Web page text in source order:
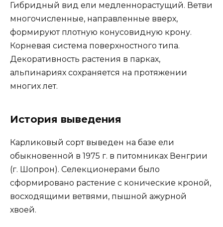
Гибридный вид ели медленнорастущий. Ветви
многочисленные, направленные вверх,
формируют плотную конусовидную крону.
Корневая система поверхностного типа.
Декоративность растения в парках,
альпинариях сохраняется на протяжении
многих лет.
История выведения
Карликовый сорт выведен на базе ели
обыкновенной в 1975 г. в питомниках Венгрии
(г. Шопрон). Селекционерами было
сформировано растение с конические кроной,
восходящими ветвями, пышной ажурной
хвоей.